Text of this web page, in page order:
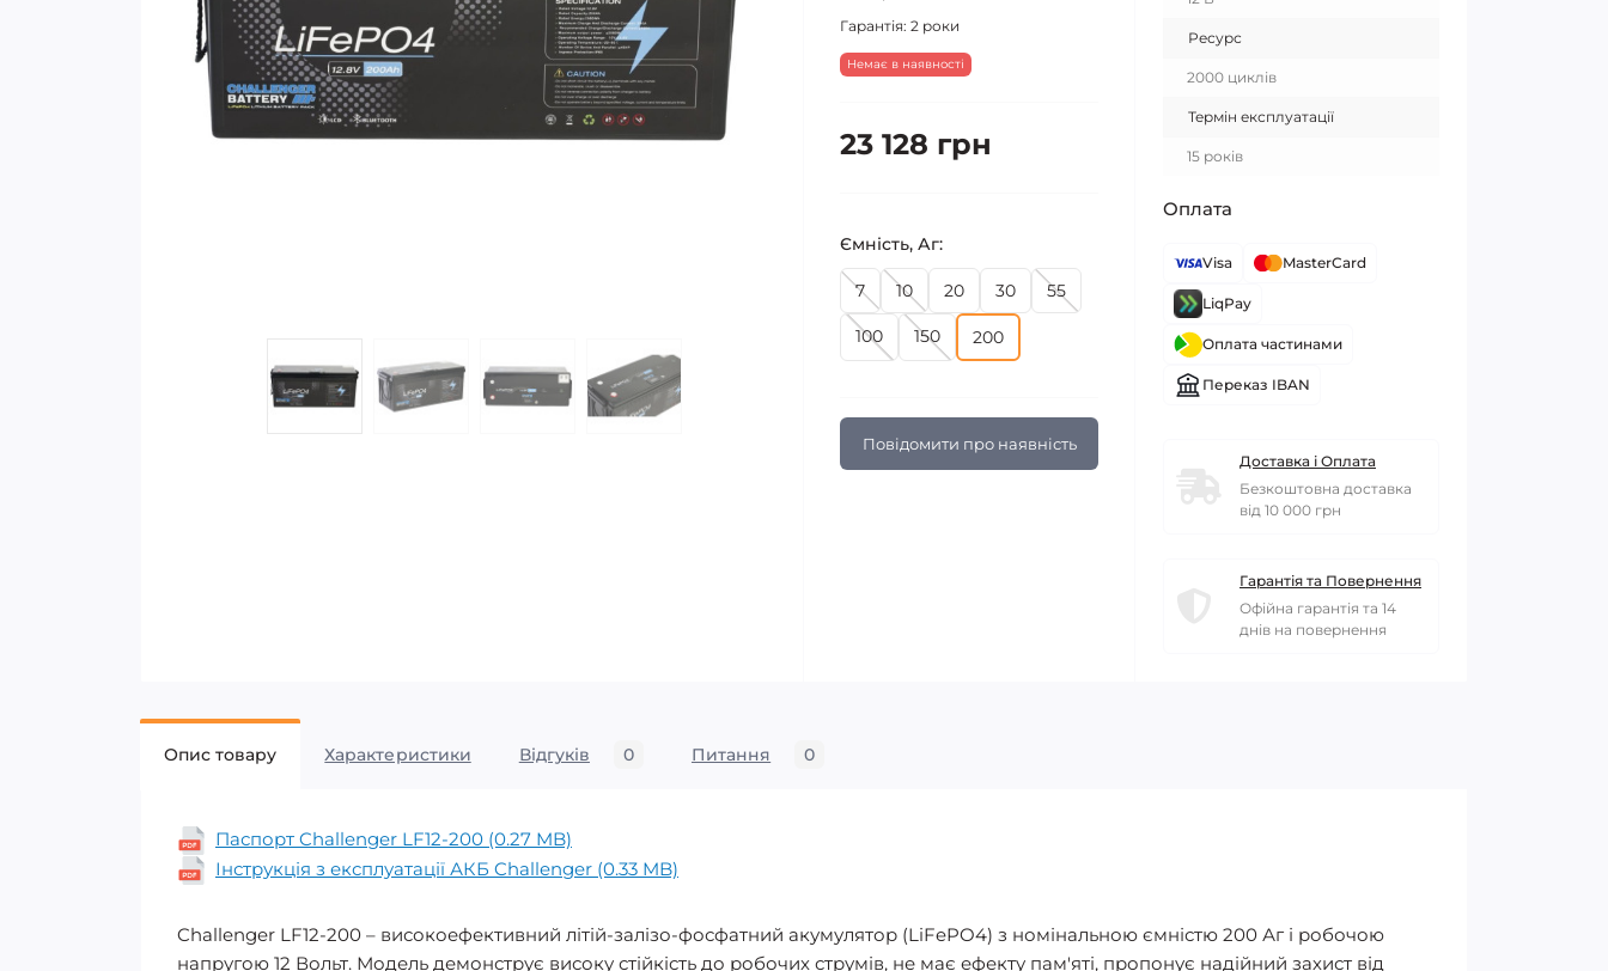
Гарантія: 2 роки
Немає в наявності
23 128 грн
Ємність, Аг:
7 10 20 30 55
100 150 200
Повідомити про наявність
Ресурс
2000 циклів
Термін експлуатації
15 років
Оплата
Visa MasterCard
LiqPay
Оплата частинами
Переказ IBAN
Доставка і Оплата
Безкоштовна доставка
від 10 000 грн
Гарантія та Повернення
Офійна гарантія та 14
днів на повернення
Опис товару Характеристики Відгуків 0 Питання 0
Паспорт Challenger LF12-200 (0.27 MB)
Інструкція з експлуатації АКБ Challenger (0.33 MB)
Challenger LF12-200 – високоефективний літій-залізо-фосфатний акумулятор (LiFePO4) з номінальною ємністю 200 Аг і робочою
напругою 12 Вольт. Модель демонструє високу стійкість до робочих струмів, не має ефекту пам'яті, пропонує надійний захист від